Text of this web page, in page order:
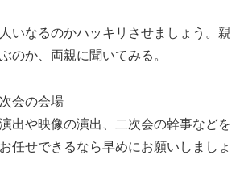
いなるのかハッキリさせましょう。親
のか、両親に聞いてみる。
会の会場
出や映像の演出、二次会の幹事などを
任せできるなら早めにお願いしましょ